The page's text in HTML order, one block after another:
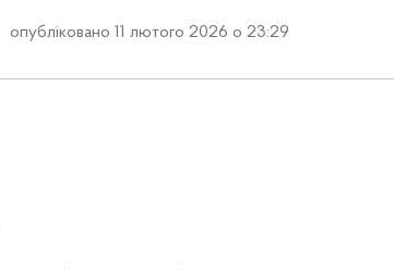
опубліковано 11 лютого 2026 о 23:29